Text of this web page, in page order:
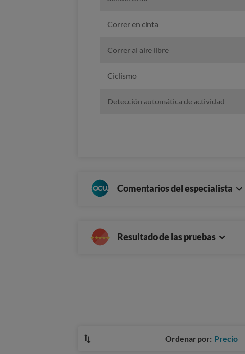
Correr en cinta
Correr al aire libre
Ciclismo
Detección automática de actividad
Comentarios del especialista
Resultado de las pruebas
Ordenar por: Precio